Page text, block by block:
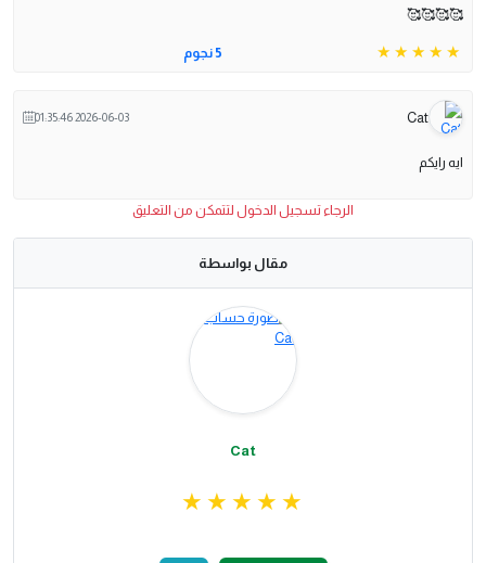
🥰🥰🥰🥰
5 نجوم
Cat
2026-06-03 01:35:46
ايه رايكم
الرجاء تسجيل الدخول لتتمكن من التعليق
مقال بواسطة
Cat